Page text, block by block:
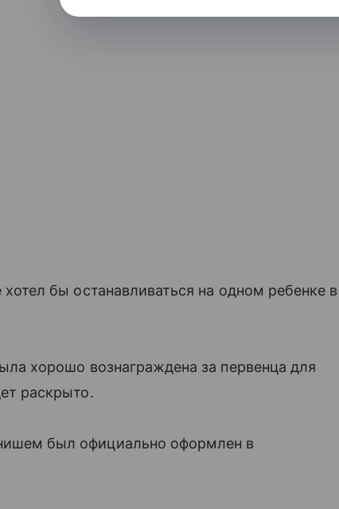
бы останавливаться на одном ребенке в
хорошо вознаграждена за первенца для
раскрыто.
был официально оформлен в